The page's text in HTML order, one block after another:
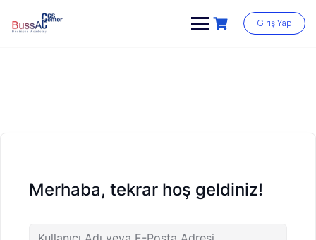
content
Giriş Yap
Merhaba, tekrar hoş geldiniz!